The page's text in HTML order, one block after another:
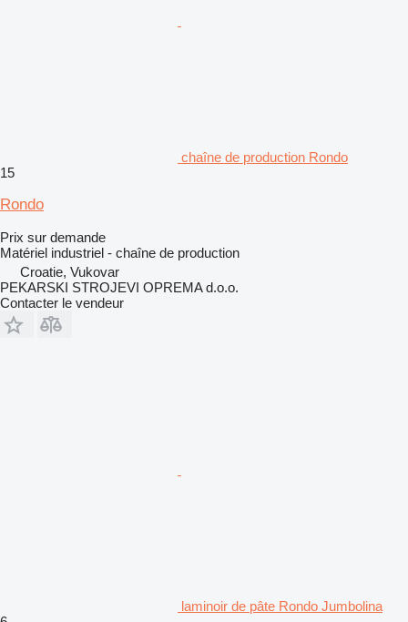
chaîne de production Rondo
15
Rondo
Prix sur demande
Matériel industriel - chaîne de production
Croatie, Vukovar
PEKARSKI STROJEVI OPREMA d.o.o.
Contacter le vendeur
laminoir de pâte Rondo Jumbolina